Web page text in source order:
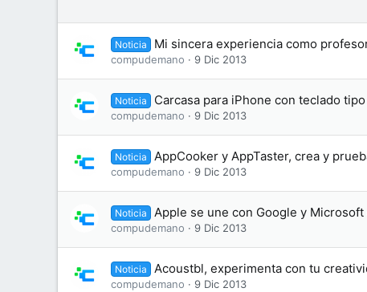
Noticia Mi sincera experiencia como
compudemano 9 Dic 2013
Noticia Carcasa para iPhone con teclado
compudemano 9 Dic 2013
Noticia AppCooker y AppTaster, crea y
compudemano 9 Dic 2013
Noticia Apple se une con Google y Microsoft
compudemano 9 Dic 2013
Noticia Acoustbl, experimenta con tu
compudemano 9 Dic 2013